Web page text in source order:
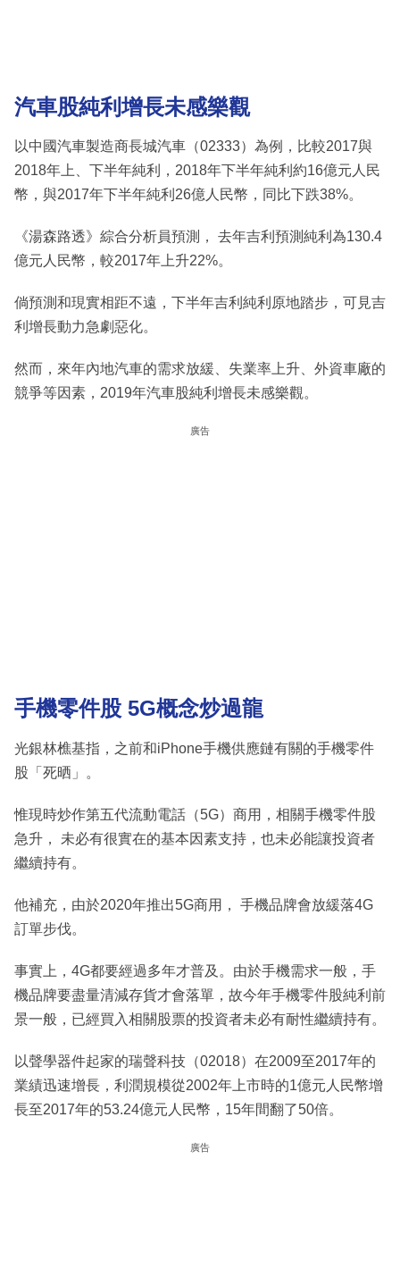
汽車股純利增長未感樂觀
以中國汽車製造商長城汽車（02333）為例，比較2017與
2018年上、下半年純利，2018年下半年純利約16億元人民
幣，與2017年下半年純利26億人民幣，同比下跌38%。
《湯森路透》綜合分析員預測， 去年吉利預測純利為130.4
億元人民幣，較2017年上升22%。
倘預測和現實相距不遠，下半年吉利純利原地踏步，可見吉
利增長動力急劇惡化。
然而，來年內地汽車的需求放緩、失業率上升、外資車廠的
競爭等因素，2019年汽車股純利增長未感樂觀。
廣告
手機零件股 5G概念炒過龍
光銀林樵基指，之前和iPhone手機供應鏈有關的手機零件
股「死晒」。
惟現時炒作第五代流動電話（5G）商用，相關手機零件股
急升， 未必有很實在的基本因素支持，也未必能讓投資者
繼續持有。
他補充，由於2020年推出5G商用， 手機品牌會放緩落4G
訂單步伐。
事實上，4G都要經過多年才普及。由於手機需求一般，手
機品牌要盡量清減存貨才會落單，故今年手機零件股純利前
景一般，已經買入相關股票的投資者未必有耐性繼續持有。
以聲學器件起家的瑞聲科技（02018）在2009至2017年的
業績迅速增長，利潤規模從2002年上市時的1億元人民幣增
長至2017年的53.24億元人民幣，15年間翻了50倍。
廣告